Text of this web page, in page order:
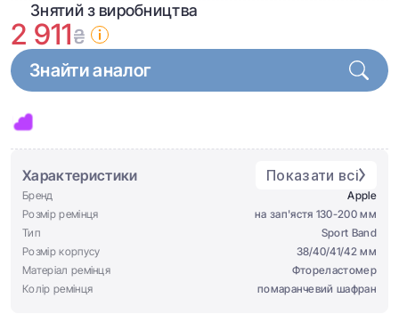
Знятий з виробництва
2 911₴
Знайти аналог
Характеристики Показати всі
Бренд
Apple
Розмір ремінця
на зап'ястя 130-200 мм
Тип
Sport Band
Розмір корпусу
38/40/41/42 мм
Матеріал ремінця
Фтореластомер
Колір ремінця
помаранчевий шафран